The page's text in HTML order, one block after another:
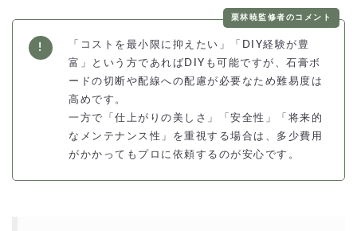
栗林暁監修者のコメント
「コストを最小限に抑えたい」「DIY経験が豊
富」という方であればDIYも可能ですが、石膏ボ
ードの切断や配線への配慮が必要なため難易度は
高めです。
一方で「仕上がりの美しさ」「安全性」「将来的
なメンテナンス性」を重視する場合は、多少費用
がかかってもプロに依頼するのが安心です。